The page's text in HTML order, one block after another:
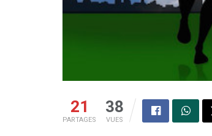
21
PARTAGES
38
VUES